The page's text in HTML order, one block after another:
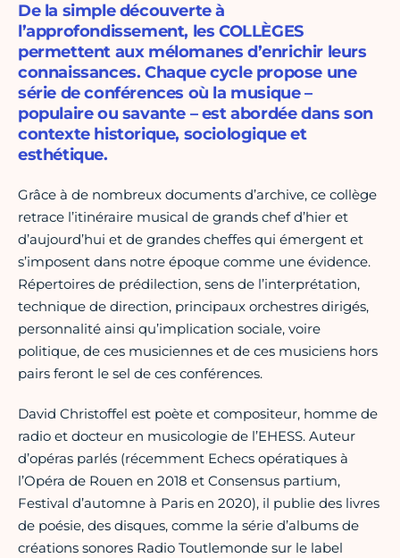
De la simple découverte à
l’approfondissement, les COLLÈGES
permettent aux mélomanes d’enrichir leurs
connaissances. Chaque cycle propose une
série de conférences où la musique –
populaire ou savante – est abordée dans son
contexte historique, sociologique et
esthétique.
Grâce à de nombreux documents d’archive, ce collège
retrace l’itinéraire musical de grands chef d’hier et
d’aujourd’hui et de grandes cheffes qui émergent et
s’imposent dans notre époque comme une évidence.
Répertoires de prédilection, sens de l’interprétation,
technique de direction, principaux orchestres dirigés,
personnalité ainsi qu’implication sociale, voire
politique, de ces musiciennes et de ces musiciens hors
pairs feront le sel de ces conférences.
David Christoffel est poète et compositeur, homme de
radio et docteur en musicologie de l’EHESS. Auteur
d’opéras parlés (récemment Echecs opératiques à
l’Opéra de Rouen en 2018 et Consensus partium,
Festival d’automne à Paris en 2020), il publie des livres
de poésie, des disques, comme la série d’albums de
créations sonores Radio Toutlemonde sur le label